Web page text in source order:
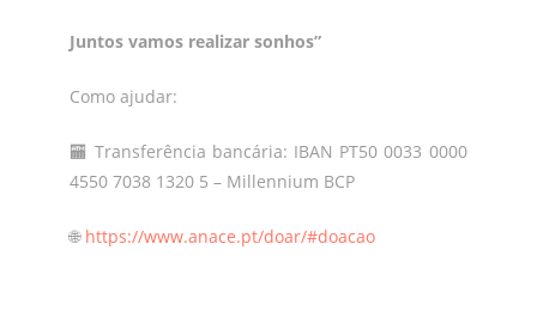
Juntos vamos realizar sonhos”
Como ajudar:
🏧 Transferência bancária: IBAN PT50 0033 0000
4550 7038 1320 5 – Millennium BCP
🌐 https://www.anace.pt/doar/#doacao